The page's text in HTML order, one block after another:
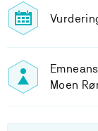
Moen